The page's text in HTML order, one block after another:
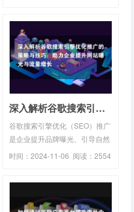
深入解析谷歌搜索引擎优化推广的策略与技巧：助力企业提升网站曝光与流量增长
谷歌搜索引擎优化（SEO）推广
是企业提升品牌曝光、引导自然
流量的关键手段。通过...
时间：2024-11-06 阅读：2554